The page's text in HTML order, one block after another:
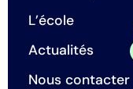
L’école
Actualités
Nous contacter